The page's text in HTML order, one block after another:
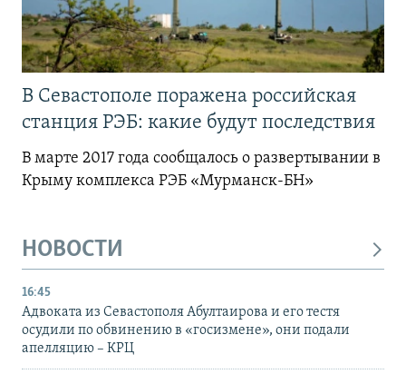
В Севастополе поражена российская
станция РЭБ: какие будут последствия
В марте 2017 года сообщалось о развертывании в
Крыму комплекса РЭБ «Мурманск-БН»
НОВОСТИ
16:45
Адвоката из Севастополя Абултаирова и его тестя
осудили по обвинению в «госизмене», они подали
апелляцию – КРЦ